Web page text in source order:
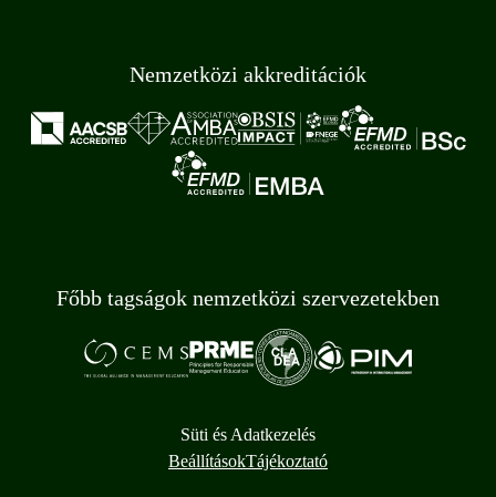
Nemzetközi akkreditációk
Főbb tagságok nemzetközi szervezetekben
Süti és Adatkezelés
BeállításokTájékoztató